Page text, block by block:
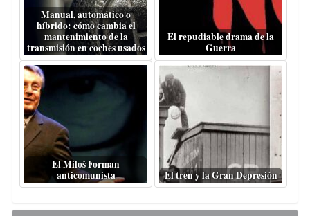
Manual, automático o
híbrido: cómo cambia el
mantenimiento de la
transmisión en coches usados
El repudiable drama de la
Guerra
El Miloš Forman
anticomunista
El tren y la Gran Depresión